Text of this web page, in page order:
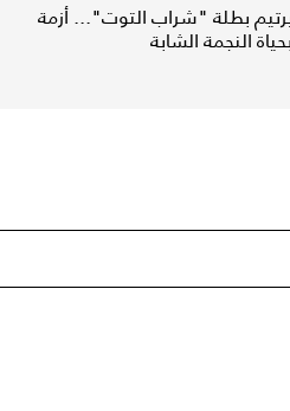
بطلة "شراب التوت"... أزمة
النجمة الشابة